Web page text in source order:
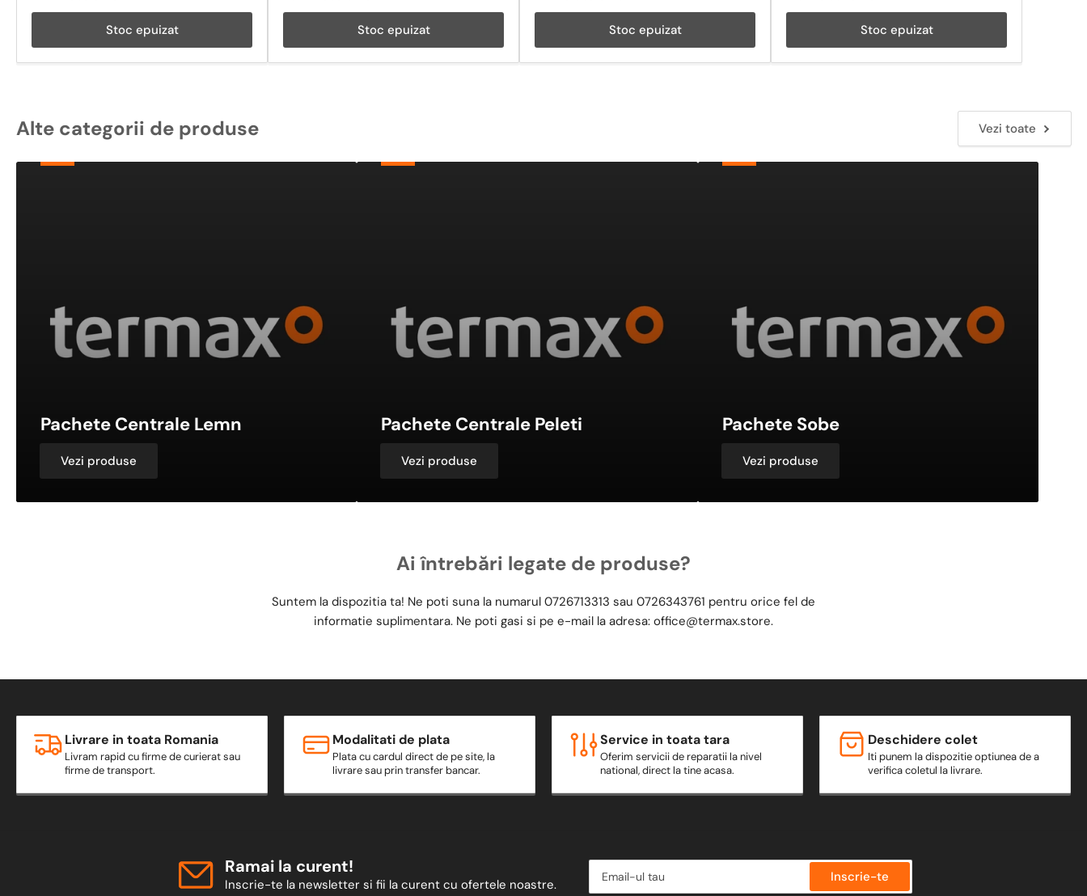
Stoc epuizat Stoc epuizat Stoc epuizat Stoc epuizat
Alte categorii de produse Vezi toate
Pachete
Pachete Centrale Lemn
Vezi produse
Pachete
Pachete Centrale Peleti
Vezi produse
Pachete
Pachete Sobe
Vezi produse
Ai întrebări legate de produse?
Suntem la dispozitia ta! Ne poti suna la numarul 0726713313 sau 0726343761 pentru orice fel de
informatie suplimentara. Ne poti gasi si pe e-mail la adresa: office@termax.store.
Livrare in toata Romania
Livram rapid cu firme de curierat sau
firme de transport.
Modalitati de plata
Plata cu cardul direct de pe site, la
livrare sau prin transfer bancar.
Service in toata tara
Oferim servicii de reparatii la nivel
national, direct la tine acasa.
Deschidere colet
Iti punem la dispozitie optiunea de a
verifica coletul la livrare.
Ramai la curent!
Inscrie-te la newsletter si fii la curent cu ofertele noastre.
Email-
Inscrie-te